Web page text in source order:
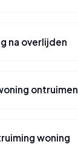
na overlijden
ontruimen
woning